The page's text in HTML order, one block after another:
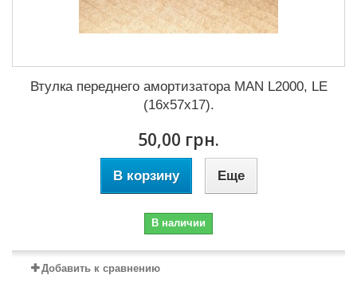
Втулка переднего амортизатора MAN L2000, LE
(16x57x17).
50,00 грн.
В корзину Еще
В наличии
Добавить к сравнению